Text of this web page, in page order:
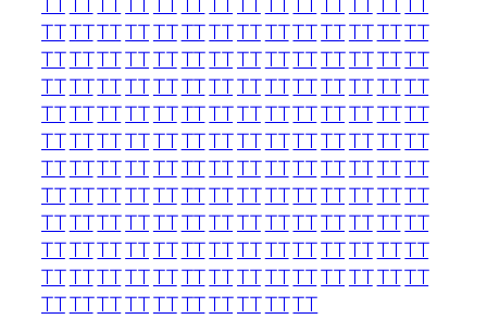
TTTTTTTTTTTTTTTTTTTTTTTTTTTT
TTTTTTTTTTTTTTTTTTTTTTTTTTTT
TTTTTTTTTTTTTTTTTTTTTTTTTTTT
TTTTTTTTTTTTTTTTTTTTTTTTTTTT
TTTTTTTTTTTTTTTTTTTTTTTTTTTT
TTTTTTTTTTTTTTTTTTTTTTTTTTTT
TTTTTTTTTTTTTTTTTTTTTTTTTTTT
TTTTTTTTTTTTTTTTTTTTTTTTTTTT
TTTTTTTTTTTTTTTTTTTTTTTTTTTT
TTTTTTTTTTTTTTTTTTTTTTTTTTTT
TTTTTTTTTTTTTTTTTTTT